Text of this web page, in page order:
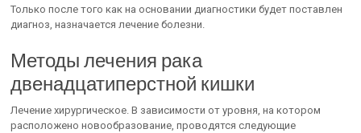
Только после того как на основании диагностики будет поставлен
диагноз, назначается лечение болезни.
Методы лечения рака
двенадцатиперстной кишки
Лечение хирургическое. В зависимости от уровня, на котором
расположено новообразование, проводятся следующие